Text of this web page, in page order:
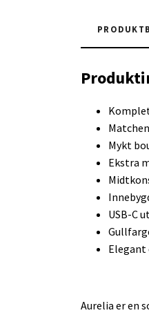
Mykt
Ekstra
USB-C
Elegant
Aurelia er en